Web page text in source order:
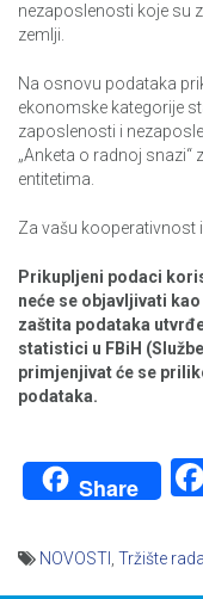
nezaposlenosti koje su
zemlji.
Na osnovu podataka
ekonomske kategorije
zaposlenosti i
„Anketa o radnoj snazi“
entitetima.
Za vašu kooperativnost
Prikupljeni podaci
neće se objavljivati
zaštita podataka
statistici u FBiH
primjenjivat će se
podataka.
Share
NOVOSTI Tržište rada